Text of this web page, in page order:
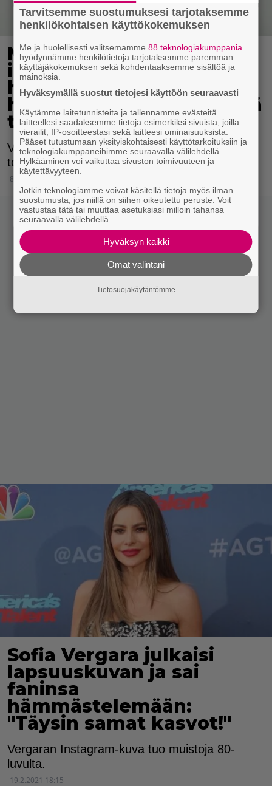
Myös Sofia Vergara
ihastui kesän
herkullisimpaan väriin –
haalariasu sai someväeltä
täyden kympin
Värin lisäksi haalarissa katseiden kääntäjänä
toimivat leveät lahkeet.
8.6.2021 10:15
Sofia Vergara julkaisi
lapsuuskuvan ja sai
faninsa
hämmästelemään:
"Täysin samat kasvot!"
Vergaran Instagram-kuva tuo muistoja 80-
luvulta.
19.2.2021 18:15
Tarvitsemme suostumuksesi tarjotaksemme
henkilökohtaisen käyttökokemuksen
Me ja huolellisesti valitsemamme88 teknologiakumppania
hyödynnämme henkilötietoja tarjotaksemme paremman
käyttäjäkokemuksen sekä kohdentaaksemme sisältöä ja
mainoksia.
Hyväksymällä suostut tietojesi käyttöön seuraavasti
Käytämme laitetunnisteita ja tallennamme evästeitä
laitteellesi saadaksemme tietoja esimerkiksi sivuista, joilla
vierailit, IP-osoitteestasi sekä laitteesi ominaisuuksista.
Pääset tutustumaan yksityiskohtaisesti käyttötarkoituksiin ja
teknologiakumppaneihimme seuraavalla välilehdellä.
Hylkääminen voi vaikuttaa sivuston toimivuuteen ja
käytettävyyteen.
Jotkin teknologiamme voivat käsitellä tietoja myös ilman
suostumusta, jos niillä on siihen oikeutettu peruste. Voit
vastustaa tätä tai muuttaa asetuksiasi milloin tahansa
seuraavalla välilehdellä.
Hyväksyn kaikki
Omat valintani
Tietosuojakäytäntömme